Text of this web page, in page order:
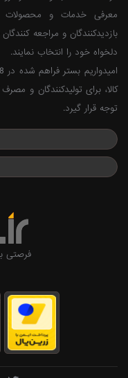
معرفی خدمات و محصولات
بازدیدکنندگان و مراجعه
دلخواه خود را انتخاب نمایند.
کالا، برای تولیدکنندگان و
توجه قرار گیرد.
فرصتی